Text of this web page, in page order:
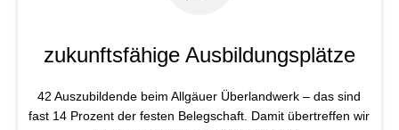
zukunfts­fähige Ausbildungs­plätze
42 Auszubildende beim Allgäuer Überlandwerk – das sind
fast 14 Prozent der festen Belegschaft. Damit übertreffen wir